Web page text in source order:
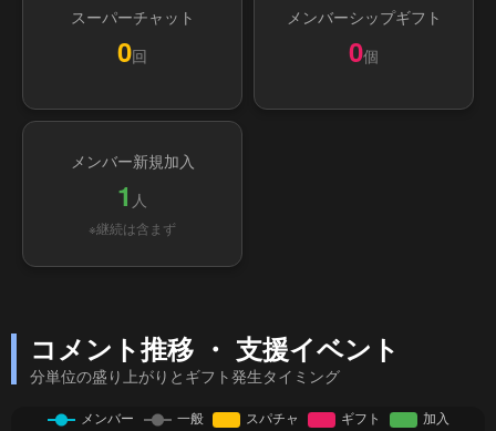
スーパーチャット
0回
メンバーシップギフト
0個
メンバー新規加入
1 人
※継続は含まず
コメント推移 ・ 支援イベント
分単位の盛り上がりとギフト発生タイミング